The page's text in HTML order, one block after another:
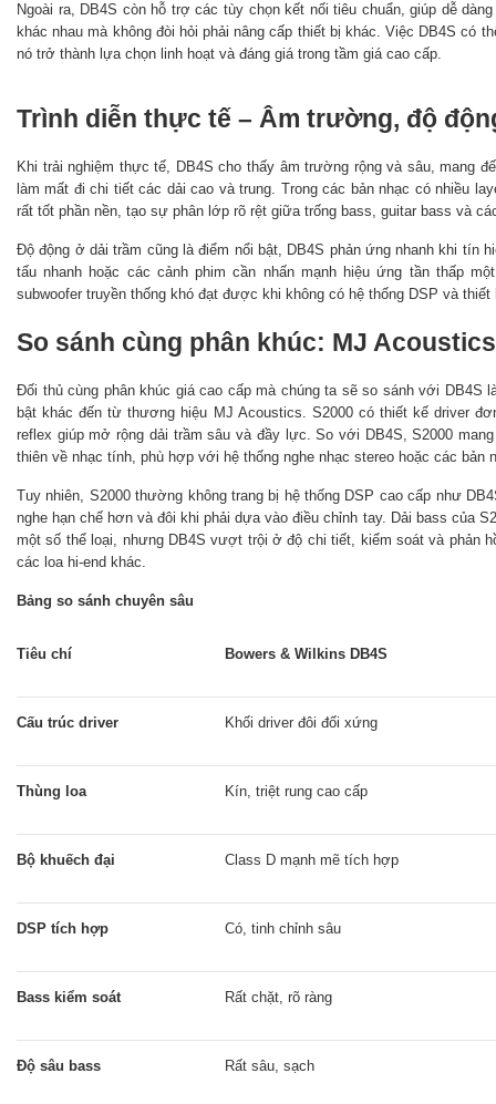
Ngoài ra, DB4S còn hỗ trợ các tùy chọn kết nối tiêu chuẩn, giúp dễ
khác nhau mà không đòi hỏi phải nâng cấp thiết bị khác. Việc DB4S có
nó trở thành lựa chọn linh hoạt và đáng giá trong tầm giá cao cấp.
Trình diễn thực tế – Âm trường, độ
Khi trải nghiệm thực tế, DB4S cho thấy âm trường rộng và sâu, mang
làm mất đi chi tiết các dải cao và trung. Trong các bản nhạc có nhiều
rất tốt phần nền, tạo sự phân lớp rõ rệt giữa trống bass, guitar bass và
Độ động ở dải trầm cũng là điểm nổi bật, DB4S phản ứng nhanh khi tín
tấu nhanh hoặc các cảnh phim cần nhấn mạnh hiệu ứng tần thấp
subwoofer truyền thống khó đạt được khi không có hệ thống DSP và
So sánh cùng phân khúc: MJ
Đối thủ cùng phân khúc giá cao cấp mà chúng ta sẽ so sánh với DB4S
bật khác đến từ thương hiệu MJ Acoustics. S2000 có thiết kế driver
reflex giúp mở rộng dải trầm sâu và đầy lực. So với DB4S, S2000
thiên về nhạc tính, phù hợp với hệ thống nghe nhạc stereo hoặc các bản
Tuy nhiên, S2000 thường không trang bị hệ thống DSP cao cấp như
nghe hạn chế hơn và đôi khi phải dựa vào điều chỉnh tay. Dải bass của
một số thể loại, nhưng DB4S vượt trội ở độ chi tiết, kiểm soát và phản
các loa hi-end khác.
Bảng so sánh chuyên sâu
Tiêu chí Bowers & Wilkins DB4S
Cấu trúc driver Khối driver đôi đối xứng
Thùng loa Kín, triệt rung cao cấp
Bộ khuếch đại Class D mạnh mẽ tích hợp
DSP tích hợp Có, tinh chỉnh sâu
Bass kiểm soát Rất chặt, rõ ràng
Độ sâu bass Rất sâu, sạch